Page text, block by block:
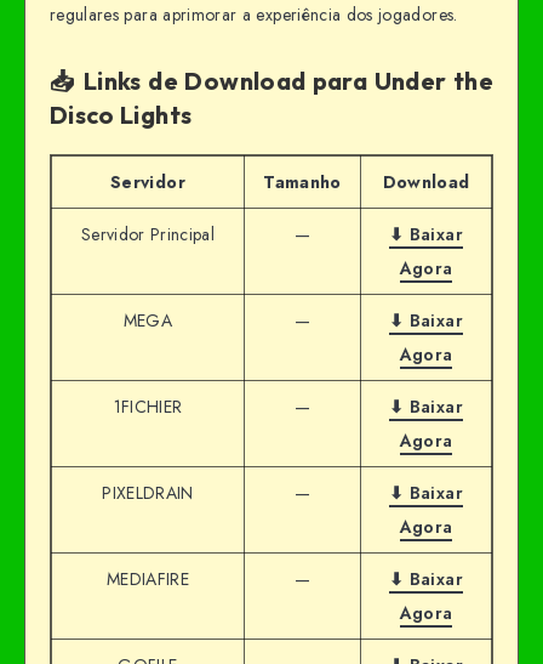
regulares para aprimorar a experiência dos jogadores.
📥 Links de Download para Under the
Disco Lights
Servidor Tamanho Download
Servidor Principal —
⬇ Baixar
Agora
MEGA —
⬇ Baixar
Agora
1FICHIER —
⬇ Baixar
Agora
PIXELDRAIN —
⬇ Baixar
Agora
MEDIAFIRE —
⬇ Baixar
Agora